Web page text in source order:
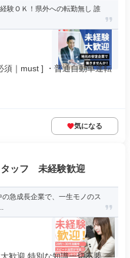
験ＯＫ！県外への転勤無し 誰
須｜must ] ・普通自動車運転
気になる
タッフ 未経験歓迎
の急成長企業で、一生モノのス